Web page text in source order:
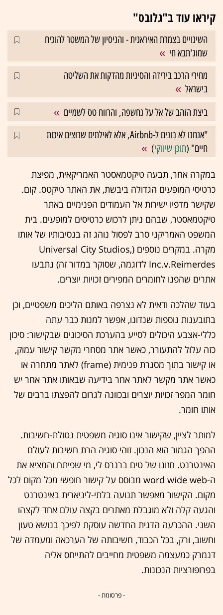
קיראו עוד ב"גלובס"
השינויים בצמרת האיראנית - והניסיון של המשטר להוכיח
שמוג'תבא חי
מחירי הרכב בירידה והסיניות מהדקות את השליטה
בישראל
ביצת הזהב של אל על נחשפה, והרווח טס לשמיים
"אנחנו לא בונים ל-Airbnb, אלא לאילתים שרוצים איכות
חיים" (תוכן שיווקי)
במקרה אחר, תבעה טיקטמאסטר האמריקאית, מפיצת
כרטיסי המופעים הגדולה ביבשת, את האתר טיקטס. קום.
שקישר מדפיו ישירות אל העמודים הפנימיים באתר
טיקטמאסטר, שבהם ניתן לרכוש כרטיסים למופעים. בית
המשפט האמריקני סרב לפסול נוהג זה בנסיבותיו של אותו
מקרה. במקרים נוספים (Universal City Studios,
Inc.v.Reimerdes לדוגמה, שסוקר במדור זה) נתבעו
אתרים שהפנו לחומרים המפירים זכויות יוצרים.
בעוד שהלכה ודאית לא נצרפה באותם הליכים משפטיים, וכן
בתובענות נוספות שנדונו, אפשר למנות כבר עתה
כללי-אצבע היכולים לסייע בהערכת הסיכונים שבקישור: סיכון
כזה עלול להתעורר, כאשר אתר מסחרי מקשר קישור עמוק,
או קישור בתוך מסגרת פנימית (frame) לאתר מתחרה או
כאשר אתר מקשר לאתר אחר בידיעה שבאותו אתר אחר יש
חומר המפר זכויות יוצרים ובכוונה לגרום להפצתו ברבים של
אותו חומר.
למותר לציין, שקישור אינו סוגיה משפטית נטולת-חשיבות.
ההפך הגמור הוא הנכון. זוהי סוגיה הרת חשיבות לעולם
האינטרנט. חזונו של טים ברנרס לי, מי שפיתח והמציא את
ה-word wide web מבוסס על קישור חופשי מכל מקום לכל
מקום. הקישור מאפשר תנועה בלתי-ליניארית באינטרנט
והגעה קלה ולא מוגבלת מאתרים בקצה עולם אחד לקצהו
השני. ההכרעה הדנית החדשה עוסקת לפיכך בנושא טעון
וחשוב, ורק, בכל הכבוד, חשיבותה של הערכאה ומעמדה של
דנמרק כמעצמה משפטית מחייבים להתייחס אליה
בפרופורציות הנכונות.
- פרסומת -